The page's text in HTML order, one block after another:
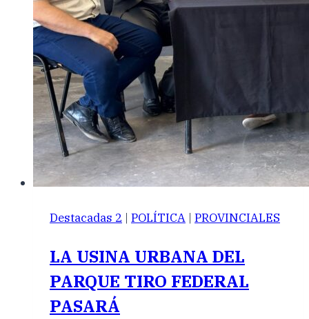
Destacadas 2 | POLÍTICA | PROVINCIALES
LA USINA URBANA DEL
PARQUE TIRO FEDERAL
PASARÁ